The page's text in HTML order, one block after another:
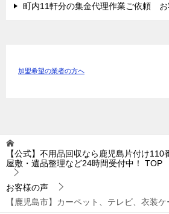
町内11軒分の集金代理作業ご依頼 お
加盟希望の業者の方へ
【公式】不用品回収なら鹿児島片付け110
屋敷・遺品整理など24時間受付中！
TOP
お客様の声
【鹿児島市】カーペット、テレビ、衣装